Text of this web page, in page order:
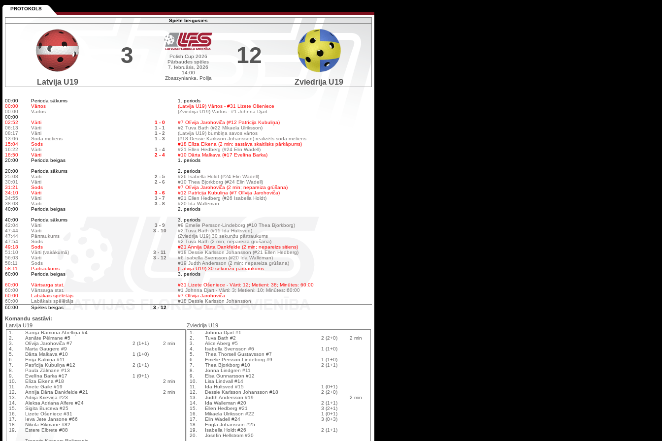
PROTOKOLS
Spēle beigusies
Latvija U19
3
Polish Cup 2026
Pārbaudes spēles
7. februāris, 2026
14:00
Zbaszynianka, Polija
12
Zviedrija U19
00:00 Perioda sākums
1. periods
00:00
Vārtos
(Latvija U19) Vārtos - #31 Lizete Ošeniece
00:00
Vārtos
(Zviedrija U19) Vārtos - #1 Johnna Djart
00:00
02:52
Vārti 1 - 0
#7 Olīvija Jarohoviča (#12 Patrīcija Kubuliņa)
06:13
Vārti 1 - 1
#2 Tuva Bath (#22 Mikaela Ulriksson)
08:17
Vārti 1 - 2
(Latvija U19) bumbiņa savos vārtos
13:06
Soda metiens 1 - 3
(#18 Dessie Karlsson Johansson) realizēts soda metiens
15:04
Sods
#18 Elīza Eikena (2 min; sastāva skaitlisks pārkāpums)
16:22
Vārti 1 - 4
#21 Ellen Hedberg (#24 Elin Wadell)
18:50
Vārti 2 - 4
#10 Dārta Malkava (#17 Evelīna Barka)
20:00
Perioda beigas
1. periods
20:00
Perioda sākums
2. periods
25:08
Vārti 2 - 5
#26 Isabella Holdt (#24 Elin Wadell)
30:01
Vārti 2 - 6
#10 Thea Bjorkborg (#24 Elin Wadell)
31:21
Sods
#7 Olīvija Jarohoviča (2 min; nepareiza grūšana)
34:10
Vārti 3 - 6
#12 Patrīcija Kubuliņa (#7 Olīvija Jarohoviča)
34:55
Vārti 3 - 7
#21 Ellen Hedberg (#26 Isabella Holdt)
38:08
Vārti 3 - 8
#20 Ida Walleman
40:00
Perioda beigas
2. periods
40:00
Perioda sākums
3. periods
42:04
Vārti 3 - 9
#9 Emelie Persson-Lindeborg (#10 Thea Bjorkborg)
47:44
Vārti 3 - 10
#2 Tuva Bath (#15 Ida Hultsved)
47:44
Pārtraukums
(Zviedrija U19) 30 sekunžu pārtraukums
47:54
Sods
#2 Tuva Bath (2 min; nepareiza grūšana)
49:18
Sods
#21 Annija Dārta Dankfelde (2 min; nepareizs sitiens)
51:10
Vārti (vairākumā) 3 - 11
#18 Dessie Karlsson Johansson (#21 Ellen Hedberg)
56:03
Vārti 3 - 12
#6 Isabella Svensson (#20 Ida Walleman)
58:11
Sods
#19 Judth Andersson (2 min; nepareiza grūšana)
58:11
Pārtraukums
(Latvija U19) 30 sekunžu pārtraukums
60:00
Perioda beigas
3. periods
60:00
Vārtsarga stat.
#31 Lizete Ošeniece - Vārti: 12; Metieni: 38; Minūtes: 60:00
60:00
Vārtsarga stat.
#1 Johnna Djart - Vārti: 3; Metieni: 10; Minūtes: 60:00
60:00
Labākais spēlētājs
#7 Olīvija Jarohoviča
60:00
Labākais spēlētājs
#18 Dessie Karlsson Johansson
60:00
Spēles beigas 3 - 12
Komandu sastāvi:
Latvija U19
Zviedrija U19
1.
Sanija Ramona Ābeltiņa #4
2.
Asnāte Pēlmane #5
3.
Olīvija Jarohoviča #7 2 (1+1)
2 min
4.
Marta Gaugere #9
5.
Dārta Malkava #10
1 (1+0)
6.
Enija Kalniņa #11
7.
Patrīcija Kubuliņa #12
2 (1+1)
8.
Paula Zālmane #13
9.
Evelīna Barka #17
1 (0+1)
10.
Elīza Eikena #18
2 min
11.
Anete Gaile #19
12.
Annija Dārta Dankfelde #21
2 min
13.
Adrija Krieviņa #23
14.
Aleksa Adriana Alfere #24
15.
Sigita Burceva #25
16.
Lizete Ošeniece #31
17.
Ieva Jete Jansone #66
18.
Nikola Rikmane #82
19.
Estere Elbrete #88
1.
Johnna Djart #1
2.
Tuva Bath #2 2 (2+0)
2 min
3.
Alice Aberg #5
4.
Isabella Svensson #6
1 (1+0)
5.
Thea Thorsell Gustavsson #7
6.
Emelie Persson-Lindeborg #9
1 (1+0)
7.
Thea Bjorkborg #10
2 (1+1)
8.
Jonna Lindgren #11
9.
Elsa Gunnarsson #12
10.
Lisa Lindvall #14
11.
Ida Hultsved #15
1 (0+1)
12.
Dessie Karlsson Johansson #18
2 (2+0)
13.
Judth Andersson #19
2 min
14.
Ida Walleman #20
2 (1+1)
15.
Ellen Hedberg #21
3 (2+1)
16.
Mikaela Ulriksson #22
1 (0+1)
17.
Elin Wadell #24
3 (0+3)
18.
Engla Johansson #25
19.
Isabella Holdt #26
2 (1+1)
20.
Josefin Hellstrom #30